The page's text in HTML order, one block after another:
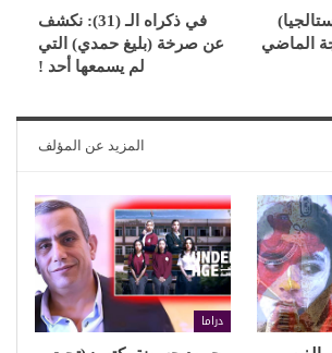
الماضي
في ذكراه الـ (31): نكشف
عن صرخة (بليغ حمدي) التي
لم يسمعها أحد !
المزيد عن المؤلف
دراما